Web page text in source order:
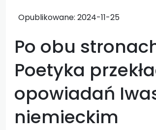
Opublikowane: 2024-11-25
Po obu
Poetyka
opowiadań
niemieckim